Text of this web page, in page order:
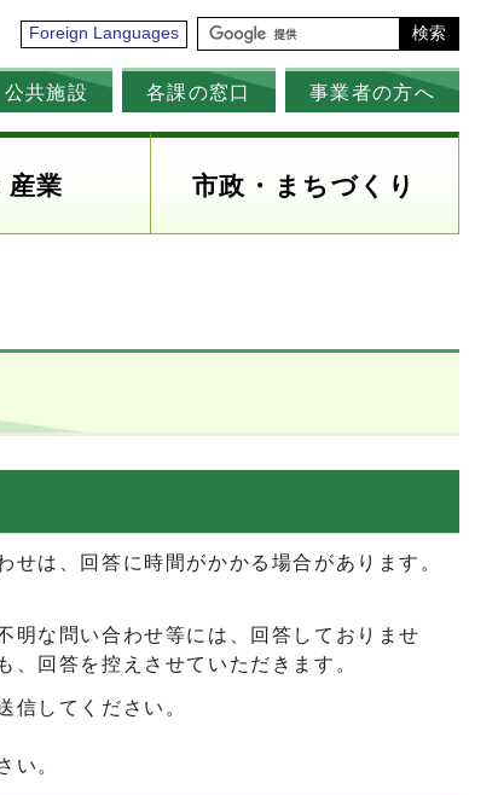
Foreign Languages 検索
公共施設 各課の窓口 事業者の方へ
産業 市政・まちづくり
は、回答に時間がかかる場合があります。
明な問い合わせ等には、回答しておりませ
回答を控えさせていただきます。
信してください。
い。